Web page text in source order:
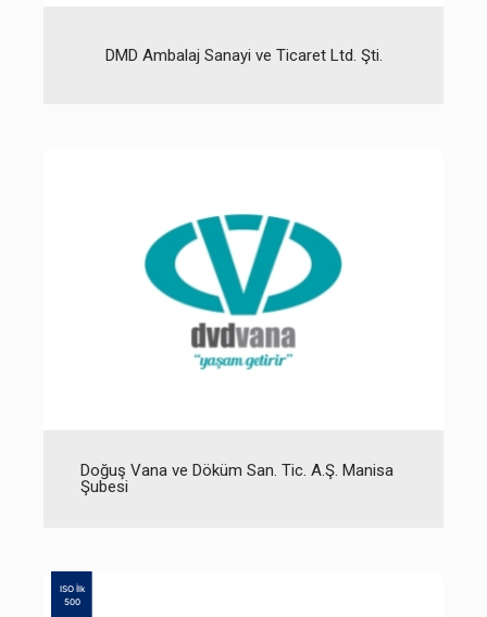
DMD Ambalaj Sanayi ve Ticaret Ltd. Şti.
Doğuş Vana ve Döküm San. Tic. A.Ş. Manisa
Şubesi
ISO İlk
500